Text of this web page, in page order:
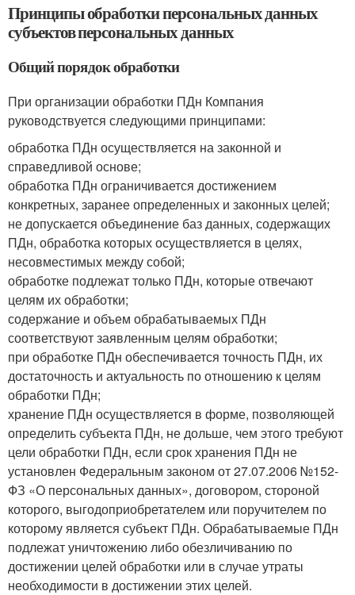
Принципы обработки персональных данных
субъектов персональных данных
Общий порядок обработки
При организации обработки ПДн Компания
руководствуется следующими принципами:
обработка ПДн осуществляется на законной и
справедливой основе;
обработка ПДн ограничивается достижением
конкретных, заранее определенных и законных целей;
не допускается объединение баз данных, содержащих
ПДн, обработка которых осуществляется в целях,
несовместимых между собой;
обработке подлежат только ПДн, которые отвечают
целям их обработки;
содержание и объем обрабатываемых ПДн
соответствуют заявленным целям обработки;
при обработке ПДн обеспечивается точность ПДн, их
достаточность и актуальность по отношению к целям
обработки ПДн;
хранение ПДн осуществляется в форме, позволяющей
определить субъекта ПДн, не дольше, чем этого требуют
цели обработки ПДн, если срок хранения ПДн не
установлен Федеральным законом от 27.07.2006 №152-
ФЗ «О персональных данных», договором, стороной
которого, выгодоприобретателем или поручителем по
которому является субъект ПДн. Обрабатываемые ПДн
подлежат уничтожению либо обезличиванию по
достижении целей обработки или в случае утраты
необходимости в достижении этих целей.